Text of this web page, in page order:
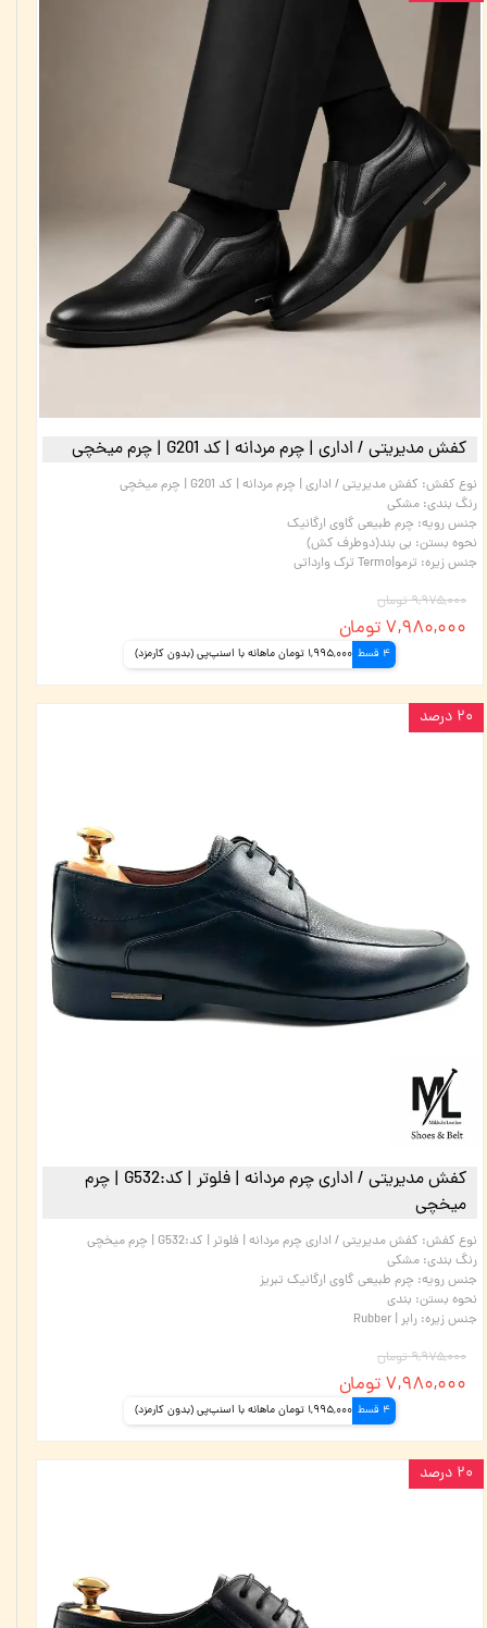
کفش مدیریتی / اداری | چرم مردانه | کد G201 | چرم میخچی
نوع کفش: کفش مدیریتی / اداری | چرم مردانه | کد G201 | چرم میخچی
رنگ بندی: مشکی
جنس رویه: چرم طبیعی گاوی ارگانیک
نحوه بستن: بی بند(دوطرف کش)
جنس زیره: ترمو|Termo ترک وارداتی
۹,۹۷۵,۰۰۰ تومان
۷,۹۸۰,۰۰۰ تومان
4 قسط 1,995,000 تومان ماهانه با اسنپ‌پی (بدون کارمزد)
کفش مدیریتی / اداری چرم مردانه | فلوتر | کد:G532 | چرم
میخچی
نوع کفش: کفش مدیریتی / اداری چرم مردانه | فلوتر | کد:G532 | چرم میخچی
رنگ بندی: مشکی
جنس رویه: چرم طبیعی گاوی ارگانیک تبریز
نحوه بستن: بندی
جنس زیره: رابر | Rubber
۹,۹۷۵,۰۰۰ تومان
۷,۹۸۰,۰۰۰ تومان
4 قسط 1,995,000 تومان ماهانه با اسنپ‌پی (بدون کارمزد)
۲۰ درصد
۲۰ درصد